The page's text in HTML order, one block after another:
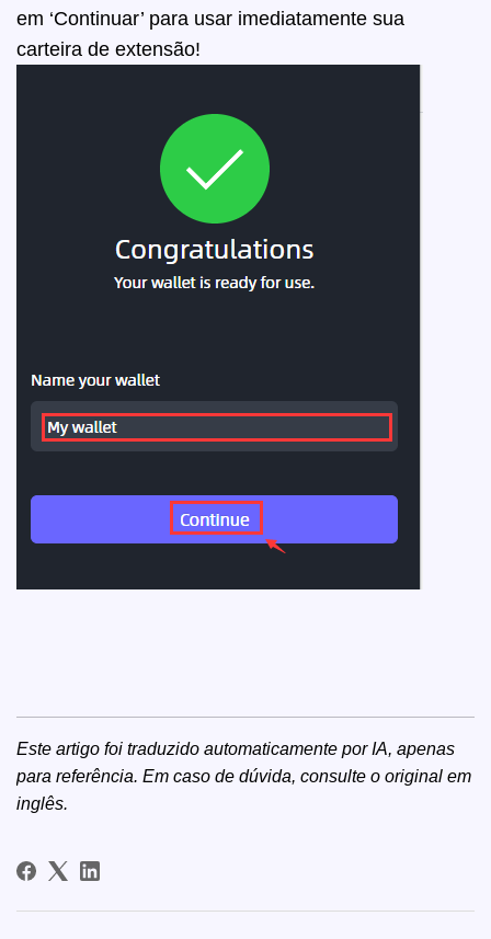
em ‘Continuar’ para usar imediatamente sua
carteira de extensão!
Este artigo foi traduzido automaticamente por IA, apenas
para referência. Em caso de dúvida, consulte o original em
inglês.